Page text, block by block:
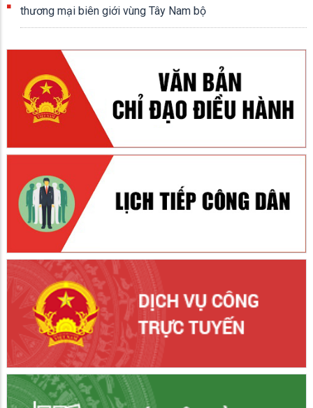
thương mại biên giới vùng Tây Nam bộ